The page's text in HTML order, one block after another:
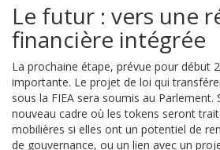
Le futur : vers une
financière intégrée
La prochaine étape, prévue pour début
importante. Le projet de loi qui
sous la FIEA sera soumis au Parlement.
nouveau cadre où les tokens seront
mobilières si elles ont un potentiel de
de gouvernance, ou un lien avec un